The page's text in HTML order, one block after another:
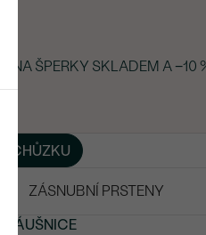
NA ŠPERKY SKLADEM A
ZÁSNUBNÍ PRSTENY
NÁUŠNICE